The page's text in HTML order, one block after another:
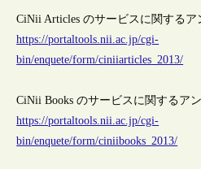
CiNii Articles のサービスに関するア
https://portaltools.nii.ac.jp/cgi-
bin/enquete/form/ciniiarticles_2013/
CiNii Books のサービスに関するア
https://portaltools.nii.ac.jp/cgi-
bin/enquete/form/ciniibooks_2013/